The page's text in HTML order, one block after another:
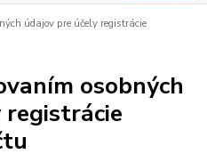
údajov pre účely registrácie
osobných